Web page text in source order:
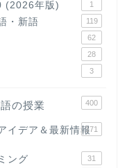
(2026年版) 1
・新語 119
62
28
3
の授業 400
イデア＆最新情報171
ング 31